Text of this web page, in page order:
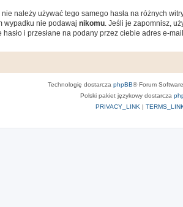
należy używać tego samego hasła na różnych
wypadku nie podawaj nikomu. Jeśli je zapomnisz,
i przesłane na podany przez ciebie adres e-
Technologię dostarcza phpBB® Forum
Polski pakiet językowy dostarcza
PRIVACY_LINK |